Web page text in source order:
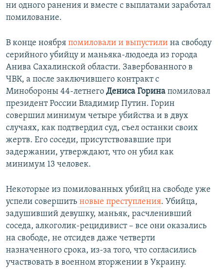
ни одного ранения и вместе с выплатами заработал
помилование.
В конце ноября помиловали и выпустили на свободу
серийного убийцу и маньяка-людоеда из города
Анива Сахалинской области. Завербованного в
ЧВК, а после заключившего контракт с
Минобороны 44-летнего Дениса Горина помиловал
президент России Владимир Путин. Горин
совершил минимум четыре убийства и в двух
случаях, как подтвердил суд, съел останки своих
жертв. Его соседи, присутствовавшие при
задержании, утверждают, что он убил как
минимум 13 человек.
Некоторые из помилованных убийц на свободе уже
успели совершить новые преступления. Убийца,
задушивший девушку, маньяк, расчленивший
соседа, алкоголик-рецидивист – все они оказались
на свободе, не отсидев даже четверти
назначенного срока, из-за того, что согласились
участвовать в военном вторжении в Украину.